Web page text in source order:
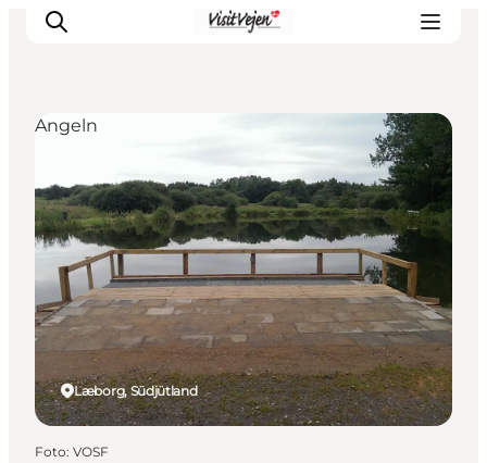
Restaurants
Schlafen
Nature
Städte
Events
Explore
Læborg, Südjütland
Angeln
Foto: VOSF